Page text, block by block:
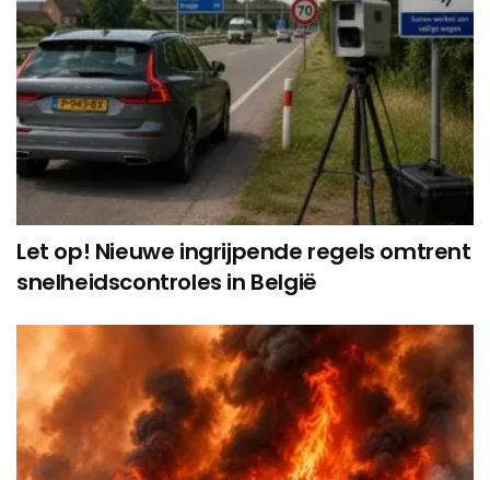
Let op! Nieuwe ingrijpende regels omtrent
snelheidscontroles in België